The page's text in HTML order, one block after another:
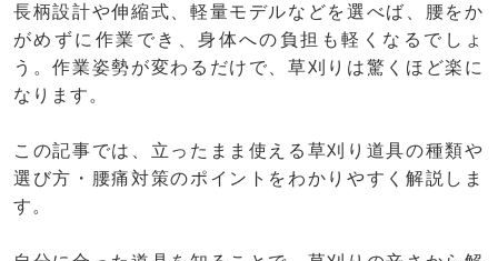
長柄設計や伸縮式、軽量モデルなどを選べば、腰をか
がめずに作業でき、身体への負担も軽くなるでしょ
う。作業姿勢が変わるだけで、草刈りは驚くほど楽に
なります。
この記事では、立ったまま使える草刈り道具の種類や
選び方・腰痛対策のポイントをわかりやすく解説しま
す。